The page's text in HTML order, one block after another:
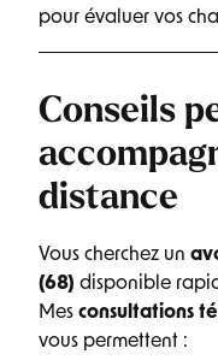
pour évaluer vos
Conseils
distance
Vous cherchez un
(68) disponible
Mes consultations
vous permettent :